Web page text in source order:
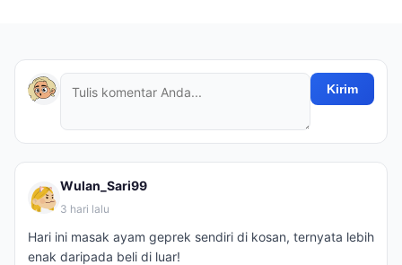
Kirim
Wulan_Sari99
3 hari lalu
Hari ini masak ayam geprek sendiri di kosan, ternyata lebih
enak daripada beli di luar!